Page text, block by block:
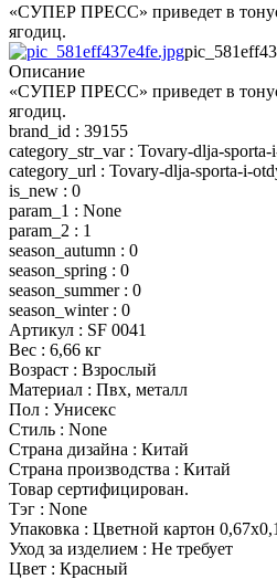
«СУПЕР ПРЕСС» приведет в
ягодиц.
Описание
«СУПЕР ПРЕСС» приведет в
ягодиц.
brand_id : 39155
category_str_var : Tovary-dlja-
category_url : Tovary-dlja-sporta-i-
is_new : 0
param_1 : None
param_2 : 1
season_autumn : 0
season_spring : 0
season_summer : 0
season_winter : 0
Артикул : SF 0041
Вес : 6,66 кг
Возраст : Взрослый
Материал : Пвх, металл
Пол : Унисекс
Стиль : None
Страна дизайна : Китай
Страна производства : Китай
Товар сертифицирован.
Тэг : None
Упаковка : Цветной картон
Уход за изделием : Не требует
Цвет : Красный